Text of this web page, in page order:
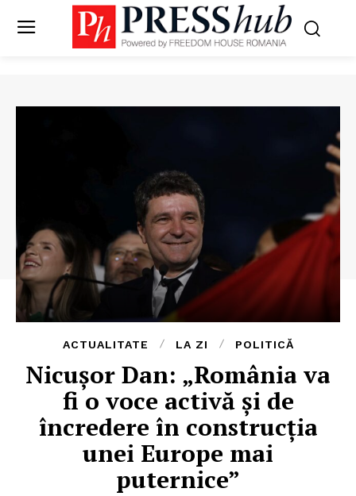
ACTUALITATE LA ZI POLITICĂ
Nicușor Dan: „România va
fi o voce activă și de
încredere în construcția
unei Europe mai
puternice”